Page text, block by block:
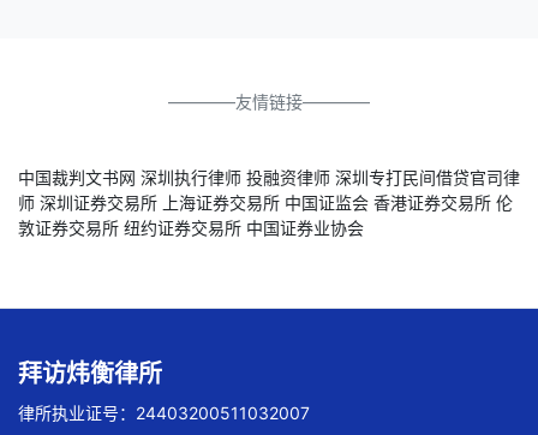
————友情链接————
中国裁判文书网 深圳执行律师 投融资律师 深圳专打民间借贷官司律
师 深圳证券交易所 上海证券交易所 中国证监会 香港证券交易所 伦
敦证券交易所 纽约证券交易所 中国证券业协会
拜访炜衡律所
律所执业证号：24403200511032007